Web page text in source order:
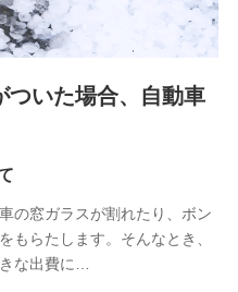
付帯業務を行うため
個人情報
引のあるもしくは委託を受
険その他に関する情報を提
るため
施のため
付帯業務を行うため
ついた場合、自動車
の窓ガラスが割れたり、ボン
もらたします。そんなとき、
な出費に…